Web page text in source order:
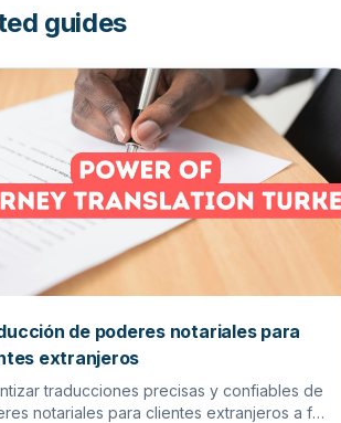
guides
de poderes notariales para
extranjeros
traducciones precisas y confiables de
notariales para clientes extranjeros a fin